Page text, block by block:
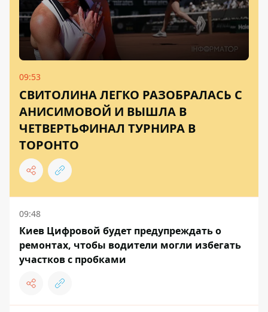
09:53
СВИТОЛИНА ЛЕГКО РАЗОБРАЛАСЬ С
АНИСИМОВОЙ И ВЫШЛА В
ЧЕТВЕРТЬФИНАЛ ТУРНИРА В
ТОРОНТО
09:48
Киев Цифровой будет предупреждать о
ремонтах, чтобы водители могли избегать
участков с пробками